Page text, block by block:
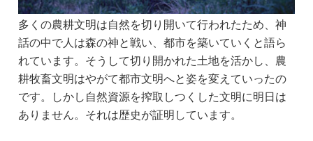
多くの農耕文明は自然を切り開いて行われたため、神
話の中で人は森の神と戦い、都市を築いていくと語ら
れています。そうして切り開かれた土地を活かし、農
耕牧畜文明はやがて都市文明へと姿を変えていったの
です。しかし自然資源を搾取しつくした文明に明日は
ありません。それは歴史が証明しています。